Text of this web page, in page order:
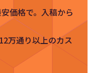
価格で。入稿から
万通り以上のカス